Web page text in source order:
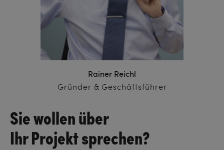
Sie wollen über
Ihr Projekt sprechen?
Rainer Reichl
Gründer & Geschäftsführer